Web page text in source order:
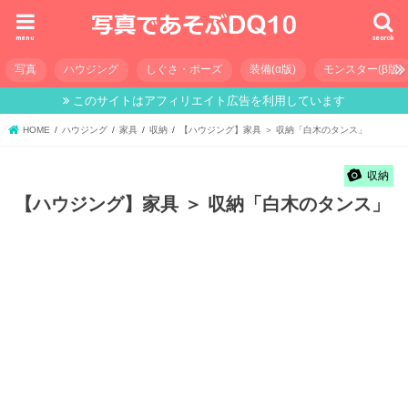
search
menu
写真 ハウジング しぐさ・ポーズ 装備(α版) モンスター(β版)
このサイトはアフィリエイト広告を利用しています
HOME ハウジング 家具 収納 【ハウジング】家具 ＞ 収納「白木のタンス」
収納
【ハウジング】家具 ＞ 収納「白木のタンス」